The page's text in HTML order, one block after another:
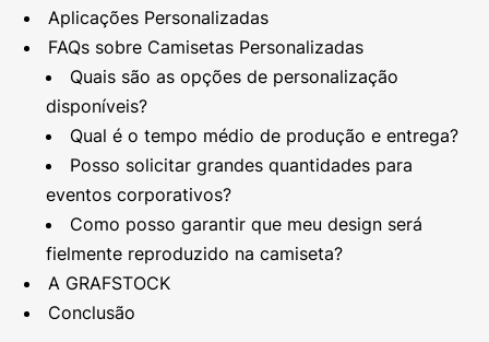
Aplicações Personalizadas
FAQs sobre Camisetas Personalizadas
Quais são as opções de personalização
disponíveis?
Qual é o tempo médio de produção e entrega?
Posso solicitar grandes quantidades para
eventos corporativos?
Como posso garantir que meu design será
fielmente reproduzido na camiseta?
A GRAFSTOCK
Conclusão